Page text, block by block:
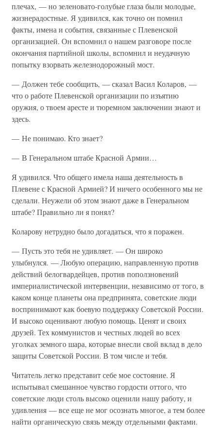
плечах, — но зеленовато-голубые глаза были молодые,
жизнерадостные. Я удивился, как точно он помнил
факты, имена и события, связанные с Плевенской
организацией. Он вспомнил о нашем разговоре после
окончания партийной школы, вспомнил и неудачную
попытку взорвать железнодорожный мост.
— Должен тебе сообщить, — сказал Васил Коларов, —
что о работе Плевенской организации по изъятию
оружия, о твоем аресте и тюремном заключении знают и
здесь.
— Не понимаю. Кто знает?
— В Генеральном штабе Красной Армии…
Я удивился. Что общего имела наша деятельность в
Плевене с Красной Армией? И ничего особенного мы не
сделали. Неужели об этом знают даже в Генеральном
штабе? Правильно ли я понял?
Коларову нетрудно было догадаться, что я поражен.
— Пусть это тебя не удивляет. — Он широко
улыбнулся. — Любую операцию, направленную против
действий белогвардейцев, против поползновений
империалистической интервенции, независимо от того, в
каком конце планеты она предпринята, советские люди
воспринимают как боевую поддержку Советской России.
И высоко оценивают любую помощь. Ценят и своих
друзей. Тех коммунистов и честных людей во всех
уголках земного шара, которые внесли свой вклад в дело
защиты Советской России. В том числе и тебя.
Читатель легко представит себе мое состояние. Я
испытывал смешанное чувство гордости оттого, что
советские люди столь высоко оценили нашу работу, и
удивления — все еще не мог осознать многое, а тем более
найти органическую связь между отдельными фактами.